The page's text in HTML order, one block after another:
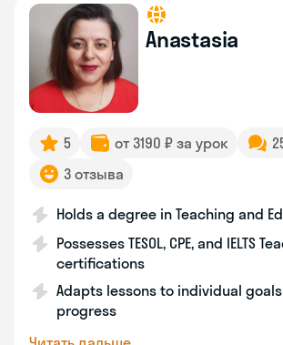
Anastasia
5 от 3190 ₽ за урок
3 отзыва
Holds a degree in Teaching and
Possesses TESOL, CPE, and IELTS
certifications
Adapts lessons to individual
progress